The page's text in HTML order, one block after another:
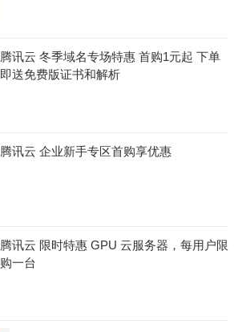
腾讯云 冬季域名专场特惠 首购1元起 下单
即送免费版证书和解析
腾讯云 企业新手专区首购享优惠
腾讯云 限时特惠 GPU 云服务器，每用户限
购一台